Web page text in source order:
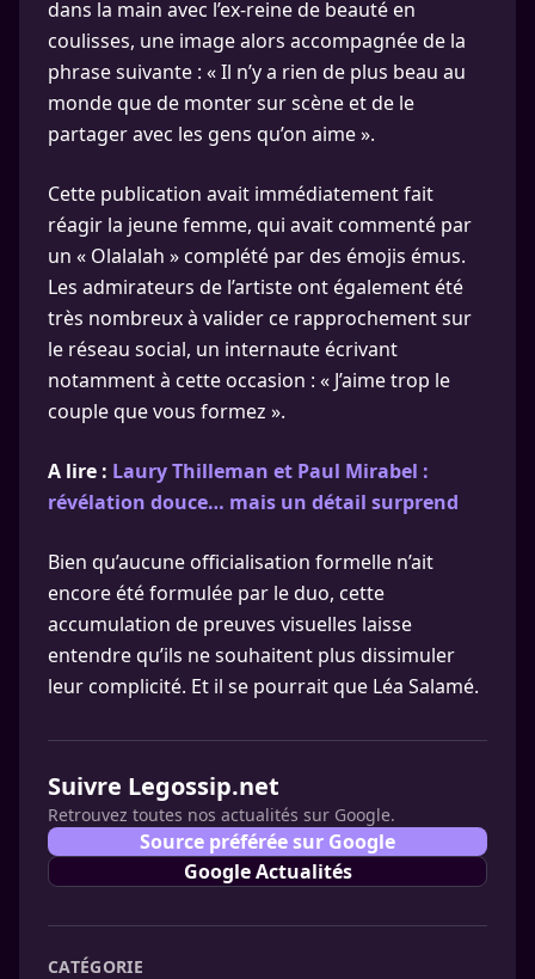
dans la main avec l’ex-reine de beauté en
coulisses, une image alors accompagnée de la
phrase suivante : « Il n’y a rien de plus beau au
monde que de monter sur scène et de le
partager avec les gens qu’on aime ».
Cette publication avait immédiatement fait
réagir la jeune femme, qui avait commenté par
un « Olalalah » complété par des émojis émus.
Les admirateurs de l’artiste ont également été
très nombreux à valider ce rapprochement sur
le réseau social, un internaute écrivant
notamment à cette occasion : « J’aime trop le
couple que vous formez ».
A lire : Laury Thilleman et Paul Mirabel :
révélation douce… mais un détail surprend
Bien qu’aucune officialisation formelle n’ait
encore été formulée par le duo, cette
accumulation de preuves visuelles laisse
entendre qu’ils ne souhaitent plus dissimuler
leur complicité. Et il se pourrait que Léa Salamé.
Suivre Legossip.net
Retrouvez toutes nos actualités sur Google.
Source préférée sur Google
Google Actualités
CATÉGORIE